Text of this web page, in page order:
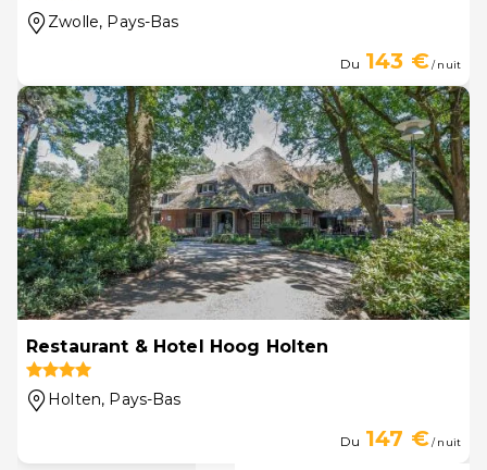
Zwolle, Pays-Bas
Du 143 €/ nuit
Restaurant & Hotel Hoog Holten
Holten, Pays-Bas
Du 147 €/ nuit